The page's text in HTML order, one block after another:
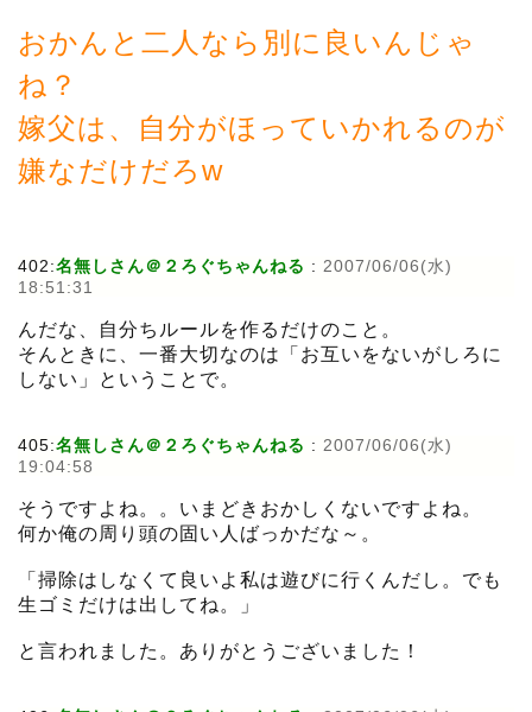
おかんと二人なら別に良いんじゃ
ね？
嫁父は、自分がほっていかれるのが
嫌なだけだろw
402:名無しさん＠２ろぐちゃんねる : 2007/06/06(水)
18:51:31
んだな、自分ちルールを作るだけのこと。
そんときに、一番大切なのは「お互いをないがしろに
しない」ということで。
405:名無しさん＠２ろぐちゃんねる : 2007/06/06(水)
19:04:58
そうですよね。。いまどきおかしくないですよね。
何か俺の周り頭の固い人ばっかだな～。
「掃除はしなくて良いよ私は遊びに行くんだし。でも
生ゴミだけは出してね。」
と言われました。ありがとうございました！